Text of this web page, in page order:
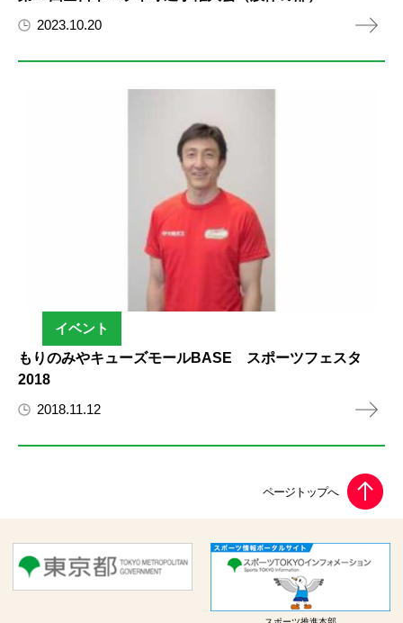
2023.10.20
イベント
もりのみやキューズモールBASE スポーツフェスタ
2018
2018.11.12